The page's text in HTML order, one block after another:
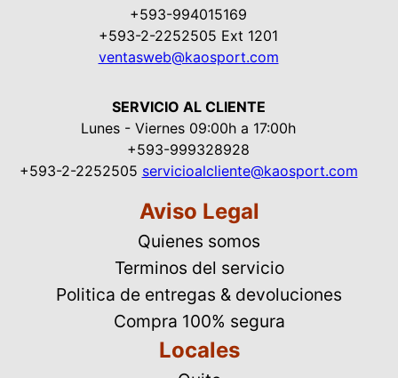
+593-994015169
+593-2-2252505 Ext 1201
ventasweb@kaosport.com
SERVICIO AL CLIENTE
Lunes - Viernes 09:00h a 17:00h
+593-999328928
+593-2-2252505 servicioalcliente@kaosport.com
Aviso Legal
Quienes somos
Terminos del servicio
Politica de entregas & devoluciones
Compra 100% segura
Locales